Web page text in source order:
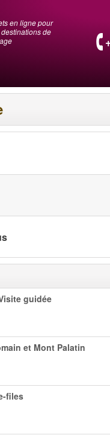
en ligne pour
destinations de
guidée
et Mont Palatin
files